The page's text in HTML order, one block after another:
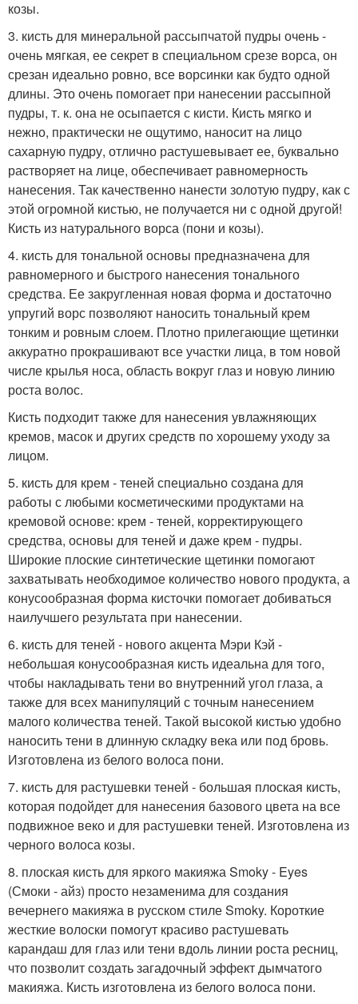
козы.
3. кисть для минеральной рассыпчатой пудры очень -
очень мягкая, ее секрет в специальном срезе ворса, он
срезан идеально ровно, все ворсинки как будто одной
длины. Это очень помогает при нанесении рассыпной
пудры, т. к. она не осыпается с кисти. Кисть мягко и
нежно, практически не ощутимо, наносит на лицо
сахарную пудру, отлично растушевывает ее, буквально
растворяет на лице, обеспечивает равномерность
нанесения. Так качественно нанести золотую пудру, как с
этой огромной кистью, не получается ни с одной другой!
Кисть из натурального ворса (пони и козы).
4. кисть для тональной основы предназначена для
равномерного и быстрого нанесения тонального
средства. Ее закругленная новая форма и достаточно
упругий ворс позволяют наносить тональный крем
тонким и ровным слоем. Плотно прилегающие щетинки
аккуратно прокрашивают все участки лица, в том новой
числе крылья носа, область вокруг глаз и новую линию
роста волос.
Кисть подходит также для нанесения увлажняющих
кремов, масок и других средств по хорошему уходу за
лицом.
5. кисть для крем - теней специально создана для
работы с любыми косметическими продуктами на
кремовой основе: крем - теней, корректирующего
средства, основы для теней и даже крем - пудры.
Широкие плоские синтетические щетинки помогают
захватывать необходимое количество нового продукта, а
конусообразная форма кисточки помогает добиваться
наилучшего результата при нанесении.
6. кисть для теней - нового акцента Мэри Кэй -
небольшая конусообразная кисть идеальна для того,
чтобы накладывать тени во внутренний угол глаза, а
также для всех манипуляций с точным нанесением
малого количества теней. Такой высокой кистью удобно
наносить тени в длинную складку века или под бровь.
Изготовлена из белого волоса пони.
7. кисть для растушевки теней - большая плоская кисть,
которая подойдет для нанесения базового цвета на все
подвижное веко и для растушевки теней. Изготовлена из
черного волоса козы.
8. плоская кисть для яркого макияжа Smoky - Eyes
(Смоки - айз) просто незаменима для создания
вечернего макияжа в русском стиле Smoky. Короткие
жесткие волоски помогут красиво растушевать
карандаш для глаз или тени вдоль линии роста ресниц,
что позволит создать загадочный эффект дымчатого
макияжа. Кисть изготовлена из белого волоса пони.